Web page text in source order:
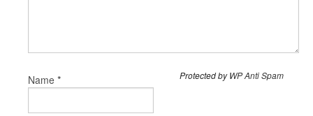
Name * Protected byWP Anti Spam